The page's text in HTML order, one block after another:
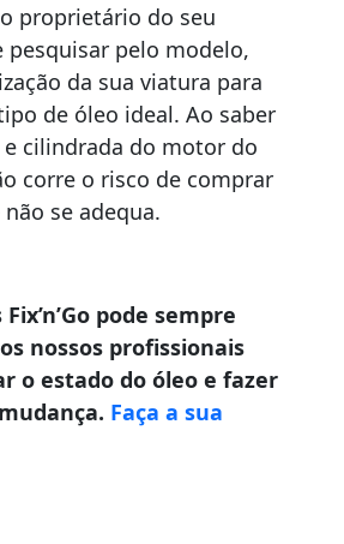
proprietário do seu
pesquisar pelo modelo,
da sua viatura para
de óleo ideal. Ao saber
e cilindrada do motor do
corre o risco de comprar
se adequa.
pode sempre
nossos profissionais
o estado do óleo e fazer
Faça a sua